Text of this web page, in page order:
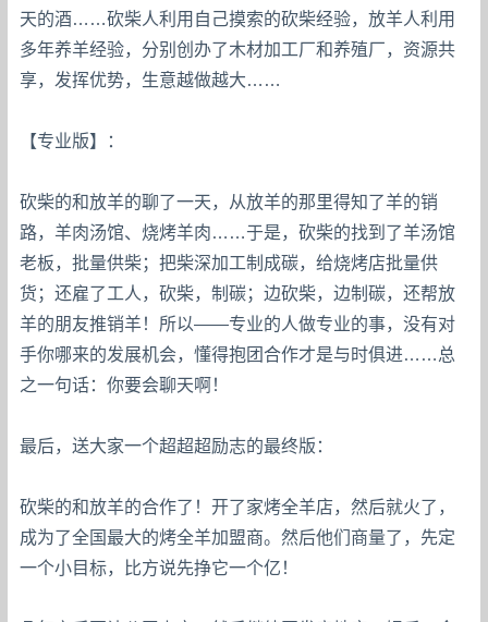
天的酒……砍柴人利用自己摸索的砍柴经验，放羊人利用
多年养羊经验，分别创办了木材加工厂和养殖厂，资源共
享，发挥优势，生意越做越大……
【专业版】：
砍柴的和放羊的聊了一天，从放羊的那里得知了羊的销
路，羊肉汤馆、烧烤羊肉……于是，砍柴的找到了羊汤馆
老板，批量供柴；把柴深加工制成碳，给烧烤店批量供
货；还雇了工人，砍柴，制碳；边砍柴，边制碳，还帮放
羊的朋友推销羊！所以——专业的人做专业的事，没有对
手你哪来的发展机会，懂得抱团合作才是与时俱进……总
之一句话：你要会聊天啊！
最后，送大家一个超超超励志的最终版：
砍柴的和放羊的合作了！开了家烤全羊店，然后就火了 ，
成为了全国最大的烤全羊加盟商。然后他们商量了，先定
一个小目标，比方说先挣它一个亿！